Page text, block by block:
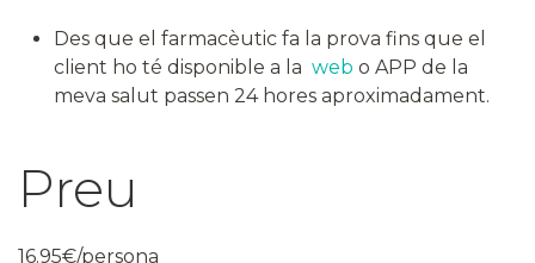
Des que el farmacèutic fa la prova fins que el
client ho té disponible a la web o APP de la
meva salut passen 24 hores aproximadament.
Preu
16.95€/persona